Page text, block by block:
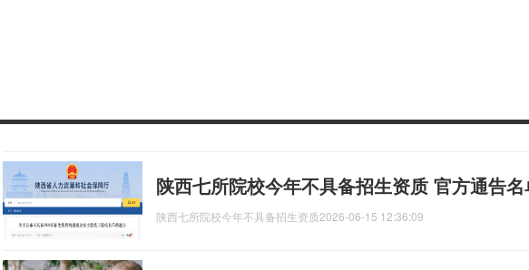
陕西七所院校今年不具备招生资质 官方通告
陕西七所院校今年不具备招生资质2026-06-15 12:36:09